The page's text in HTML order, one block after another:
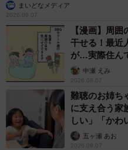
まいどなメディア
2026.08.07
【漫画】周
干せる！最近
が…実際住ん
中瀬 えみ
2026.08.07
難聴のお姉ち
に支え合う家
しい」「かわ
五ヶ瀬 あお
2026.08.07